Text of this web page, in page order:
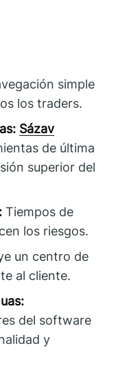
simple
los traders.
Sázav
de última
superior del
Tiempos de
los riesgos.
un centro de
al cliente.
del software
y